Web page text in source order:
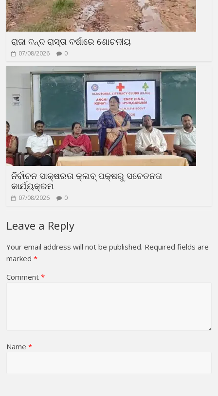
ରାଜା ବନ୍ଦ ରାସ୍ତା ବର୍ଷାରେ ଶୋଚନୀୟ
07/08/2026 0
ନିର୍ବାଚନ ସାକ୍ଷରତା କ୍ଲବ୍ ପକ୍ଷରୁ ସଚେତନତା
କାର୍ଯ୍ୟକ୍ରମ
07/08/2026 0
Leave a Reply
Your email address will not be published. Required fields are
marked*
Comment*
Name*